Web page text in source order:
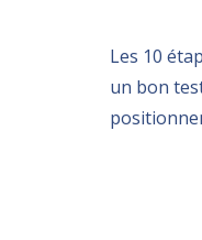
Les 10
un bon